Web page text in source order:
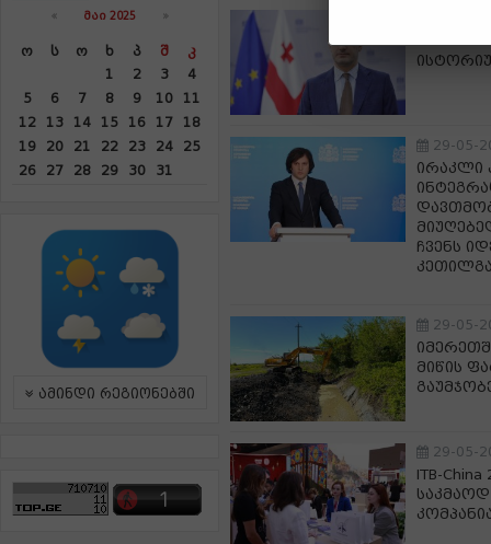
« ᲛᲐᲘ 2025 »
Ო Ს Ო Ხ Პ Შ
Კ
1
2 3
4
5
6 7 8 9 10
11
12
13 14 15 16 17
18
19
20 21 22 23 24
25
26
27 28 29 30 31
ამინდი რეგიონებში
ვახტანგ
29-05-
ირაკლი
ჩვენს
29-05-
მიწის
29-05-
ITB-